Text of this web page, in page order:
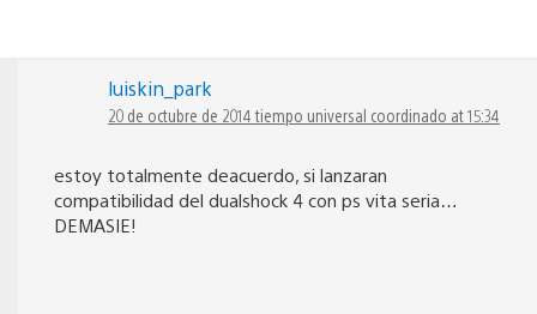
luiskin_park
20 de octubre de 2014 tiempo universal coordinado at 15:34
estoy totalmente deacuerdo, si lanzaran
compatibilidad del dualshock 4 con ps vita seria…
DEMASIE!